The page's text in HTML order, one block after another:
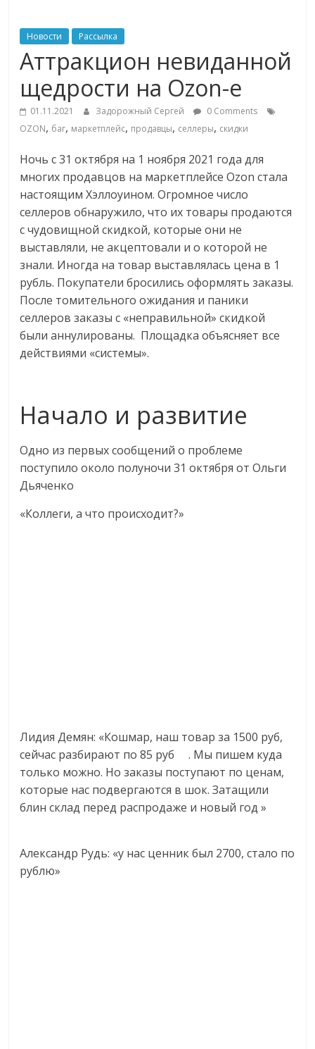
ритейле,
логистике,
технологиях,
соцсетях
Портал
об
онлайн-
торговле,
сервисах
для
Commerce,
ритейле,
логистике,
технологиях,
соцсетях.
как
как
Сеть
меняет
людей
Новости Рассылка
Аттракцион невиданной
щедрости на Ozon-е
01.11.2021 Задорожный Сергей
0 Comments
OZON, баг, маркетплейс, продавцы, селлеры, скидки
Ночь с 31 октября на 1 ноября 2021 года для
многих продавцов на маркетплейсе Ozon стала
настоящим Хэллоуином. Огромное число
селлеров обнаружило, что их товары продаются
с чудовищной скидкой, которые они не
выставляли, не акцептовали и о которой не
знали. Иногда на товар выставлялась цена в 1
рубль. Покупатели бросились оформлять заказы.
После томительного ожидания и паники
селлеров заказы с «неправильной» скидкой
были аннулированы. Площадка объясняет все
действиями «системы».
Начало и развитие
Одно из первых сообщений о проблеме
поступило около полуночи 31 октября от Ольги
Дьяченко
«Коллеги, а что происходит?»
Лидия Демян: «Кошмар, наш товар за 1500 руб,
сейчас разбирают по 85 руб
. Мы пишем куда
только можно. Но заказы поступают по ценам,
которые нас подвергаются в шок. Затащили
блин склад перед распродаже и новый год»
Александр Рудь: «у нас ценник был 2700, стало по
рублю»